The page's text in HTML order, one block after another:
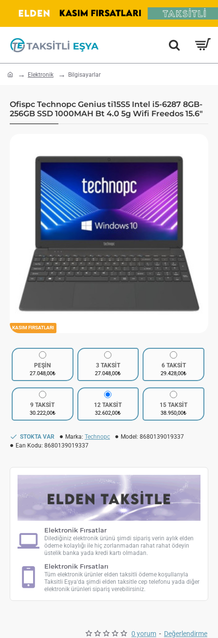
home Elektronik Bilgisayarlar
Ofispc Technopc Genius ti15S5 Intel i5-6287 8GB-
256GB SSD 1000MAH Bt 4.0 5g Wifi Freedos 15.6"
KASIM FIRSATLARI
0 yorum - Değerlendirme
PEŞİN
27.048,00₺
3 TAKSİT
27.048,00₺
6 TAKSİT
29.428,00₺
9 TAKSİT
30.222,00₺
12 TAKSİT
32.602,00₺
15 TAKSİT
38.950,00₺
STOKTA VAR Marka: Technopc Model: 8680139019337
Ean Kodu: 8680139019337
Elektronik Fırsatlar
Dilediğiniz elektronik ürünü şimdi sipariş verin aylık elden
ödeme kolaylığı ile hiç zorlanmadan rahat rahat ödeyin
üstelik banka yada kredi kartı olmadan.
Elektronik Fırsatları
Tüm elektronik ürünler elden taksitli ödeme koşullarıyla
Taksitli Eşya'da şimdi elden taksitle cep telefonu yada diğer
elektronik ürünleri sipariş verebilirsiniz.